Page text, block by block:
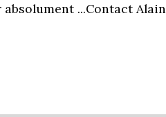
...Contact Alain